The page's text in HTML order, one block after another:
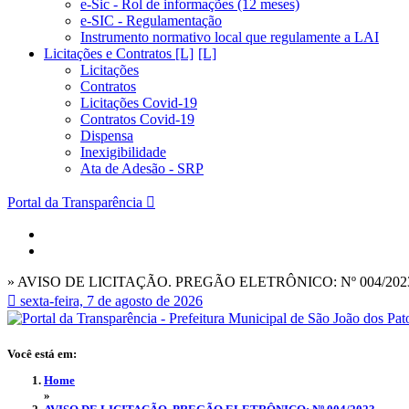
e-Sic - Rol de informações (12 meses)
e-SIC - Regulamentação
Instrumento normativo local que regulamente a LAI
Licitações e Contratos [L]
Licitações
Contratos
Licitações Covid-19
Contratos Covid-19
Dispensa
Inexigibilidade
Ata de Adesão - SRP
Portal da Transparência
» AVISO DE LICITAÇÃO. PREGÃO ELETRÔNICO: Nº 004/
sexta-feira, 7 de agosto de 2026
Você está em:
Home
»